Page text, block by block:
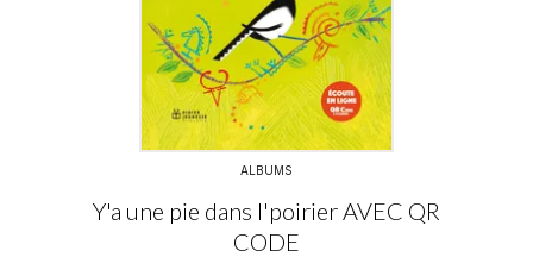
ALBUMS
Y'a une pie dans l'poirier AVEC QR
CODE